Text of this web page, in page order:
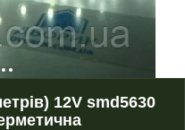
12V smd5630